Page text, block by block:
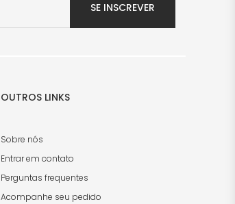
SE INSCREVER
OUTROS LINKS
Sobre nós
Entrar em contato
Perguntas frequentes
Acompanhe seu pedido